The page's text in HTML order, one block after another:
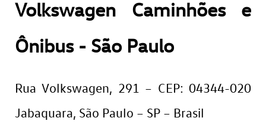
Volkswagen Caminhões e
Ônibus - São Paulo
Rua Volkswagen, 291 – CEP: 04344-020
Jabaquara, São Paulo – SP – Brasil